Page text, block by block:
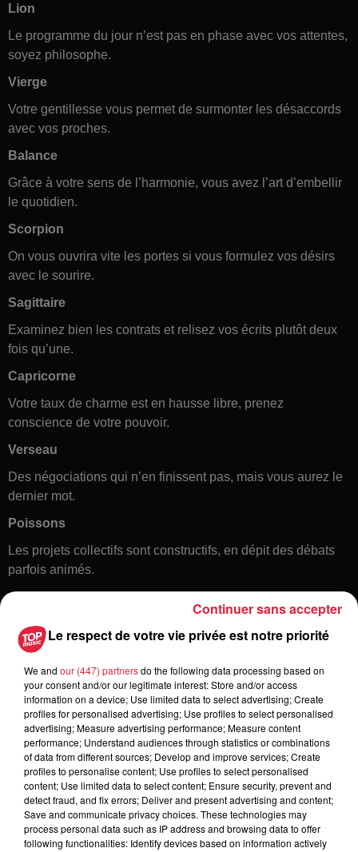
Lion
Le programme du jour n’est pas en phase avec vos attentes,
soyez philosophe.
Vierge
Votre gentillesse vous permet de surmonter les désaccords
avec vos proches.
Balance
Grâce à votre sens de l’harmonie, vous avez l’art d’embellir
le quotidien.
Scorpion
On vous ouvrira vite les portes si vous formulez vos désirs
avec le sourire.
Sagittaire
Examinez bien les contrats et relisez vos écrits plutôt deux
fois qu’une.
Capricorne
Votre taux de charme est en hausse libre, prenez
conscience de votre pouvoir.
Verseau
Des négociations qui n’en finissent pas, mais vous aurez le
dernier mot.
Poissons
Les projets collectifs sont constructifs, en dépit des débats
parfois animés.
Toute l'actu
6 août 2026
À Hoerdt, de l’eau brune sort des
robinets
Le respect de votre vie privée est notre priorité
We and our (447) partnersdo the following data processing based on
your consent and/or our legitimate interest: Store and/or access
information on a device; Use limited data to select advertising; Create
profiles for personalised advertising; Use profiles to select personalised
advertising; Measure advertising performance; Measure content
performance; Understand audiences through statistics or combinations
of data from different sources; Develop and improve services; Create
profiles to personalise content; Use profiles to select personalised
content; Use limited data to select content; Ensure security, prevent and
detect fraud, and fix errors; Deliver and present advertising and content;
Save and communicate privacy choices. These technologies may
process personal data such as IP address and browsing data to offer
following functionalities: Identify devices based on information actively
Continuer sans accepter